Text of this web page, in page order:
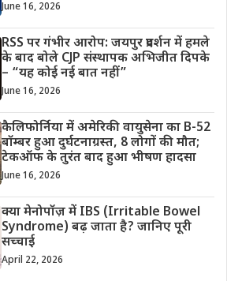
June 16, 2026
RSS पर गंभीर आरोप: जयपुर प्रदर्शन में हमले
के बाद बोले CJP संस्थापक अभिजीत दिपके
– “यह कोई नई बात नहीं”
June 16, 2026
कैलिफोर्निया में अमेरिकी वायुसेना का B-52
बॉम्बर हुआ दुर्घटनाग्रस्त, 8 लोगों की मौत;
टेकऑफ के तुरंत बाद हुआ भीषण हादसा
June 16, 2026
क्या मेनोपॉज़ में IBS (Irritable Bowel
Syndrome) बढ़ जाता है? जानिए पूरी
सच्चाई
April 22, 2026